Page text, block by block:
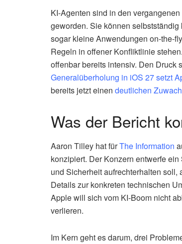
KI-Agenten sind in den
geworden. Sie können
sogar kleine Anwendungen on-the-
Regeln in offener Konfliktlinie
offenbar bereits intensiv. Den Druck
Generalüberholung in iOS 27 setzt
bereits jetzt einen deutlichen
Was der Bericht
Aaron Tilley hat fürThe Information
konzipiert. Der Konzern entwerfe
und Sicherheit aufrechterhalten
Details zur konkreten technischen
Apple will sich vom KI-Boom nicht
verlieren.
Im Kern geht es darum, drei